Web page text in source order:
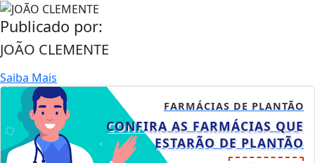
Publicado por:
JOÃO CLEMENTE
Saiba Mais
FARMÁCIAS DE PLANTÃO
CONFIRA AS FARMÁCIAS QUE
ESTARÃO DE PLANTÃO